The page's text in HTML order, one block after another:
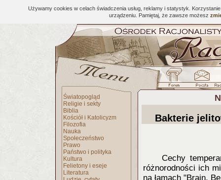
Używamy cookies w celach świadczenia usług, reklamy i statystyk.
urządzeniu. Pamiętaj, że zawsze możesz
Światopogląd
Religie i sekty
Biblia
Kościół i Katolicyzm
Filozofia
Nauka
Społeczeństwo
Prawo
Państwo i polityka
Kultura
Felietony i eseje
Literatura
Bakterie
Cechy
różnorodności ich
na łamach "Brain,